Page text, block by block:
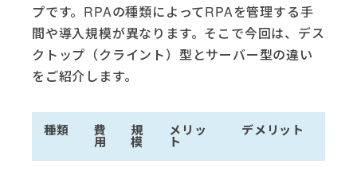
プです。RPAの種類によってRPAを管理する手
間や導入規模が異なります。そこで今回は、デス
クトップ（クライント）型とサーバー型の違い
をご紹介します。
種類 費
用
規
模
メリッ
ト
デメリット